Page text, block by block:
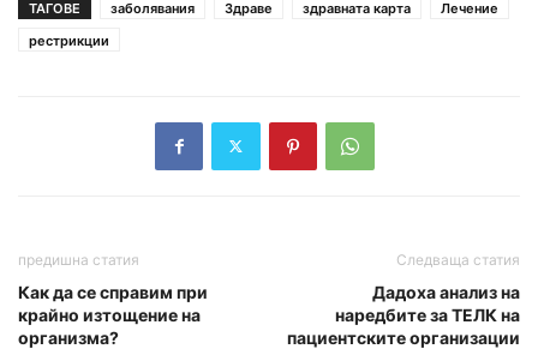
ТАГОВЕ заболявания Здраве здравната карта
Лечение
рестрикции
предишна статия
Как да се справим при
крайно изтощение на
организма?
Следваща статия
Дадоха анализ на
наредбите за ТЕЛК на
пациентските организации